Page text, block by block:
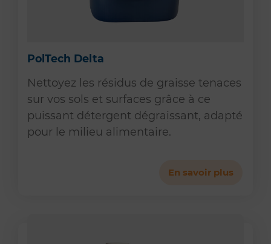
PolTech Delta
Nettoyez les résidus de graisse tenaces
sur vos sols et surfaces grâce à ce
puissant détergent dégraissant, adapté
pour le milieu alimentaire.
En savoir plus